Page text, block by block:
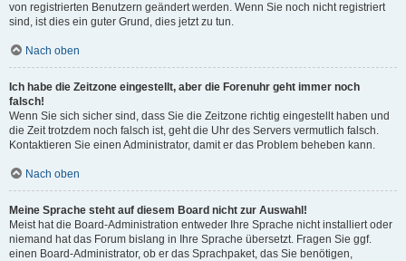
von registrierten Benutzern geändert werden. Wenn Sie noch nicht registriert
sind, ist dies ein guter Grund, dies jetzt zu tun.
Nach oben
Ich habe die Zeitzone eingestellt, aber die Forenuhr geht immer noch
falsch!
Wenn Sie sich sicher sind, dass Sie die Zeitzone richtig eingestellt haben und
die Zeit trotzdem noch falsch ist, geht die Uhr des Servers vermutlich falsch.
Kontaktieren Sie einen Administrator, damit er das Problem beheben kann.
Nach oben
Meine Sprache steht auf diesem Board nicht zur Auswahl!
Meist hat die Board-Administration entweder Ihre Sprache nicht installiert oder
niemand hat das Forum bislang in Ihre Sprache übersetzt. Fragen Sie ggf.
einen Board-Administrator, ob er das Sprachpaket, das Sie benötigen,